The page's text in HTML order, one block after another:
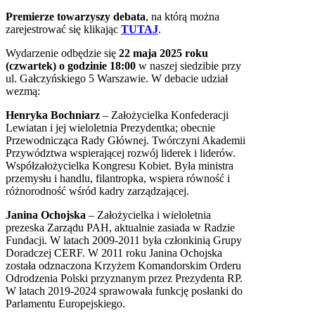
Premierze towarzyszy debata, na którą można
zarejestrować się klikając TUTAJ.
Wydarzenie odbędzie się 22 maja 2025 roku
(czwartek) o godzinie 18:00 w naszej siedzibie przy
ul. Gałczyńskiego 5 Warszawie. W debacie udział
wezmą:
Henryka Bochniarz – Założycielka Konfederacji
Lewiatan i jej wieloletnia Prezydentka; obecnie
Przewodnicząca Rady Głównej. Twórczyni Akademii
Przywództwa wspierającej rozwój liderek i liderów.
Współzałożycielka Kongresu Kobiet. Była ministra
przemysłu i handlu, filantropka, wspiera równość i
różnorodność wśród kadry zarządzającej.
Janina Ochojska – Założycielka i wieloletnia
prezeska Zarządu PAH, aktualnie zasiada w Radzie
Fundacji. W latach 2009-2011 była członkinią Grupy
Doradczej CERF. W 2011 roku Janina Ochojska
została odznaczona Krzyżem Komandorskim Orderu
Odrodzenia Polski przyznanym przez Prezydenta RP.
W latach 2019-2024 sprawowała funkcję posłanki do
Parlamentu Europejskiego.